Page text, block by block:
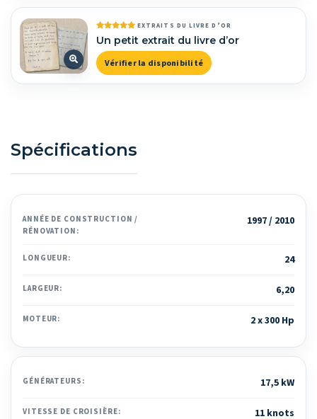
EXTRAITS DU LIVRE D’OR
Un petit extrait du livre d’or
Vérifier la disponibilité
Spécifications
ANNÉE DE CONSTRUCTION /
RÉNOVATION:
1997 / 2010
LONGUEUR: 24
LARGEUR: 6,20
MOTEUR: 2 x 300 Hp
GÉNÉRATEURS: 17,5 kW
VITESSE DE CROISIÈRE: 11 knots